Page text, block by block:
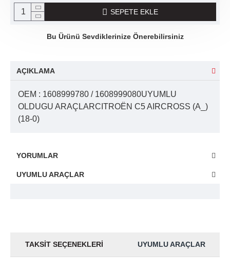
SEPETE EKLE
Bu Ürünü Sevdiklerinize Önerebilirsiniz
AÇIKLAMA
OEM : 1608999780 / 1608999080UYUMLU
OLDUGU ARAÇLARCITROËN C5 AIRCROSS (A_)
(18-0)
YORUMLAR
UYUMLU ARAÇLAR
TAKSIT SEÇENEKLERI UYUMLU ARAÇLAR